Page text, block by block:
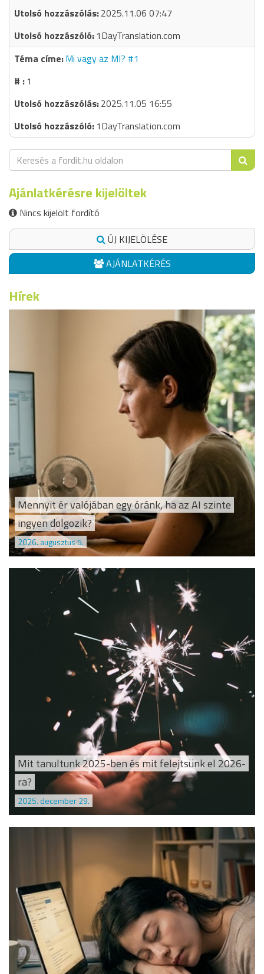
2025.11.06 07:47
1DayTranslation.com
Mi vagy az MI? #1
1
2025.11.05 16:55
1DayTranslation.com
Ajánlatkérésre kijelöltek
Nincs kijelölt fordító
ÚJ KIJELÖLÉSE
AJÁNLATKÉRÉS
Hírek
Mennyit ér valójában egy óránk, ha az AI szinte
ingyen dolgozik?
2026. augusztus 5.
Mit tanultunk 2025-ben és mit felejtsünk el 2026-
ra?
2025. december 29.